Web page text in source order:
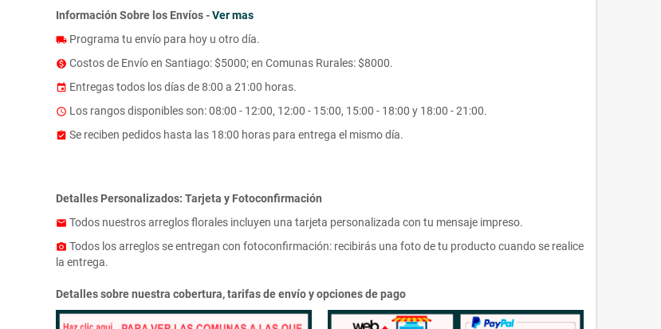
Información Sobre los Envíos -Ver mas
local_shippingPrograma tu envío para hoy u otro día.
monetization_on Costos de Envío en Santiago: $5000; en Comunas Rurales: $8000.
event Entregas todos los días de 8:00 a 21:00 horas.
access_time Los rangos disponibles son: 08:00 - 12:00, 12:00 - 15:00, 15:00 - 18:00 y 18:00 - 21:00.
assignment_turned_in Se reciben pedidos hasta las 18:00 horas para entrega el mismo día.
Detalles Personalizados: Tarjeta y Fotoconfirmación
email Todos nuestros arreglos florales incluyen una tarjeta personalizada con tu mensaje impreso.
photo_camera Todos los arreglos se entregan con fotoconfirmación: recibirás una foto de tu producto cuando se realice
la entrega.
Detalles sobre nuestra cobertura, tarifas de envío y opciones de pago